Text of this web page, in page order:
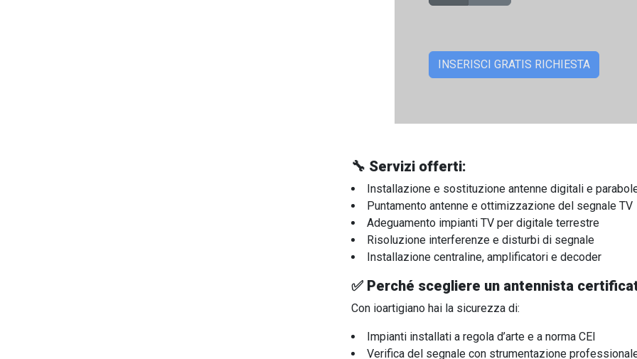
🔧 Servizi offerti:
Installazione e sostituzione antenne digitali e
Puntamento antenne e ottimizzazione del segnale TV
Adeguamento impianti TV per digitale terrestre
Risoluzione interferenze e disturbi di segnale
Installazione centraline, amplificatori e decoder
✅ Perché scegliere un antennista
Con ioartigiano hai la sicurezza di:
Impianti installati a regola d’arte e a norma CEI
Verifica del segnale con strumentazione